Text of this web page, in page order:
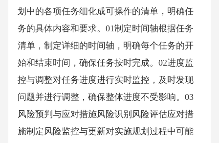
划中的各项任务细化成可操作的清单，明确任
务的具体内容和要求。01制定时间轴根据任务
清单，制定详细的时间轴，明确每个任务的开
始和结束时间，确保任务按时完成。02进度监
控与调整对任务进度进行实时监控，及时发现
问题并进行调整，确保整体进度不受影响。03
风险预判与应对措施风险识别风险评估应对措
施制定风险监控与更新对实施规划过程中可能